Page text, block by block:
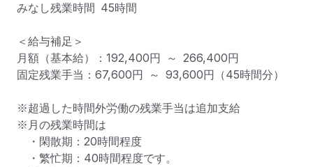
みなし残業時間 45時間
＜給与補足＞
月額（基本給）：192,400円 ～ 266,400円
固定残業手当：67,600円 ～ 93,600円（45時間分）
※超過した時間外労働の残業手当は追加支給
※月の残業時間は
・閑散期：20時間程度
・繁忙期：40時間程度です。